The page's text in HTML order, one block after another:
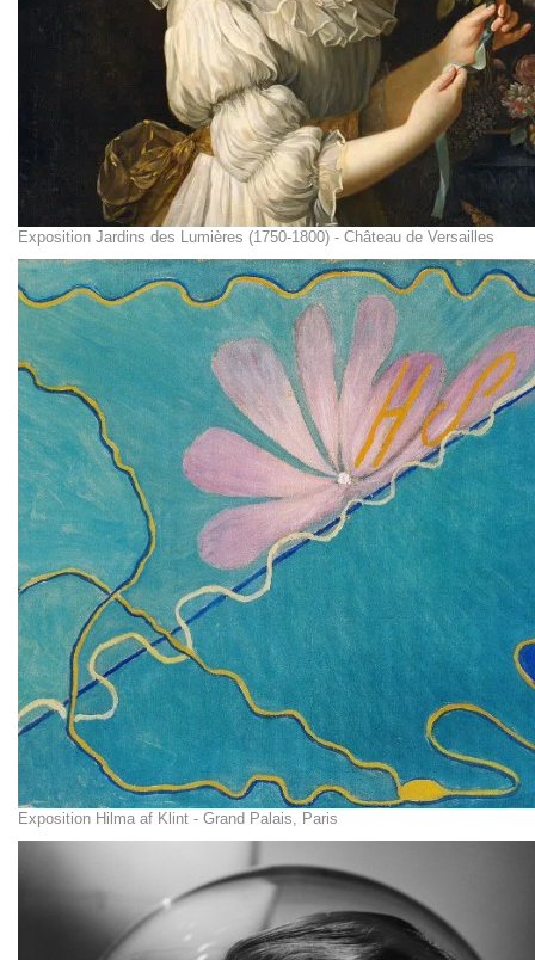
Exposition Jardins des Lumières (1750-1800) - Château de Versailles
Exposition Hilma af Klint - Grand Palais, Paris